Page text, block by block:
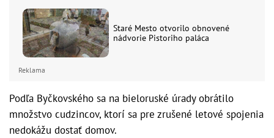
Staré Mesto otvorilo obnovené
nádvorie Pistoriho paláca
Reklama
Podľa Byčkovského sa na bieloruské úrady obrátilo
množstvo cudzincov, ktorí sa pre zrušené letové spojenia
nedokážu dostať domov.